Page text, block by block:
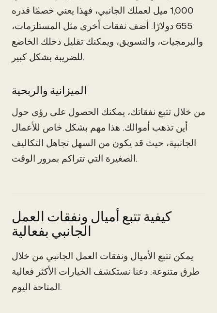
1,000 ميل لعملك الجانبي، فهذا يعني خصمًا قدره
655 دولارًا. أضف نفقات أخرى مثل المستلزمات،
والبرمجيات، والتسويق، ويمكنك تقليل دخلك الخاضع
للضريبة بشكل كبير.
الميزانية والربحية
من خلال تتبع نفقاتك، يمكنك الحصول على رؤى حول
أين تذهب أموالك. هذا مهم بشكل خاص للأعمال
الجانبية، حيث قد يكون من السهل تجاهل التكاليف
الصغيرة التي تتراكم بمرور الوقت.
كيفية تتبع أميال ونفقات العمل
الجانبي بفعالية
يمكن تتبع الأميال ونفقات العمل الجانبي من خلال
طرق متنوعة. دعنا نستكشف الخيارات الأكثر فعالية
المتاحة اليوم.